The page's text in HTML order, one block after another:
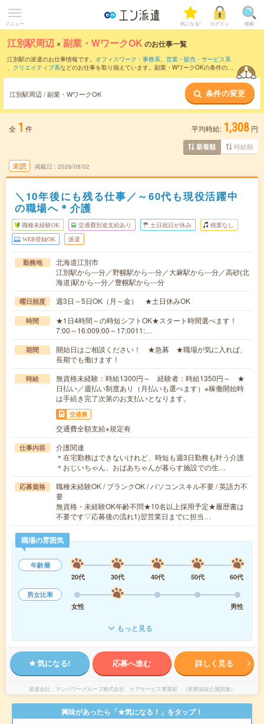
メニュー 気になる! ログイン 検索
江別駅周辺 ×副業・WワークOK のお仕事一覧
江別駅の派遣のお仕事情報です。 オフィスワーク・事務系、 営業・販売・サービス系
、 クリエイティブ系などのお仕事を取り揃えています。副業・WワークOKの条件の他
江別駅周辺 / 副業・WワークOK 条件の変更
全 1 件 平均時給: 1,308 円
新着順 時給順
未読 掲載日 2026/08/02
＼10年後にも残る仕事／～60代も現役活躍中
の職場へ＊介護
職種未経験OK 交通費別途支給あり 土日祝日が休み 残業なし
WEB登録OK 派遣
勤務地
北海道江別市
江別駅から---分／野幌駅から---分／大麻駅から---分／高砂(北
海道)駅から---分／豊幌駅から---分
曜日頻度 週3日～5日OK（月～金） ★土日休みOK
時間
★1日4時間～の時短シフトOK★スタート時間選べます！
7:00～16:009:00～17:0011:…
期間
開始日はご相談ください！ ★急募 ★職場が気に入れば、
長期でも働けます！
時給
無資格未経験：時給1300円～ 経験者：時給1350円～ ★
日払い／週払い制度あり（月払いも選べます）※稼働開始時
は手続き完了次第のお支払いとなります。
交通費
交通費全額支給※規定有
仕事内容
介護関連
＊在宅勤務はできないけれど、時短も週3日勤務も叶う介護
＊おじいちゃん、おばあちゃんが暮らす施設での生…
応募資格
職種未経験OK / ブランクOK / パソコンスキル不要 / 英語力不
要
無資格・未経験OK年齢不問★10名以上採用予定★履歴書は
不要です▽応募後の流れ1)翌営業日までに担当…
職場の雰囲気
年齢層
20代
30代 40代 50代
60代
男女比率
女性
男性
もっと見る
気になる! 応募へ進む 詳しく見る
派遣会社 マンパワーグループ株式会社 ケアサービス事業部 （医療福祉介護関連）
興味があったら「★気になる！」をタップ！